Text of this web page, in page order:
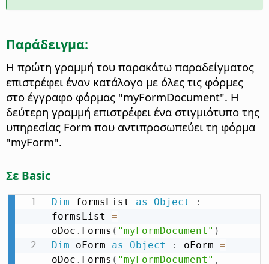
Παράδειγμα:
Η πρώτη γραμμή του παρακάτω παραδείγματος
επιστρέφει έναν κατάλογο με όλες τις φόρμες
στο έγγραφο φόρμας "myFormDocument". Η
δεύτερη γραμμή επιστρέφει ένα στιγμιότυπο της
υπηρεσίας Form που αντιπροσωπεύει τη φόρμα
"myForm".
Σε Basic
Dim formsList as Object
:
formsList =
oDoc . Forms ( "myFormDocument" )
Dim oForm as Object : oForm =
oDoc . Forms ( "myFormDocument" ,